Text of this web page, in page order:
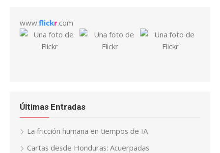
www.flickr.com
Últimas Entradas
La fricción humana en tiempos de IA
Cartas desde Honduras: Acuerpadas